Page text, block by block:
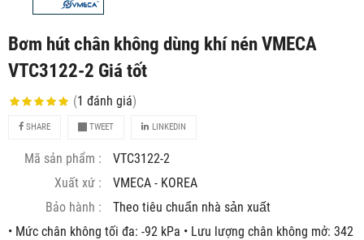
Bơm hút chân không dùng khí nén VMECA
VTC3122-2 Giá tốt
(1 đánh giá)
SHARE TWEET LINKEDIN
Mã sản phẩm :
VTC3122-2
Xuất xứ :
VMECA - KOREA
Bảo hành :
Theo tiêu chuẩn nhà sản xuất
• Mức chân không tối đa: -92 kPa • Lưu lượng chân không mở: 342